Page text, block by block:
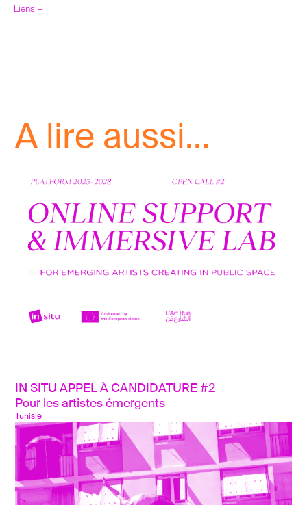
Liens +
A lire aussi...
IN SITU APPEL À CANDIDATURE #2
Pour les artistes émergents
Tunisie